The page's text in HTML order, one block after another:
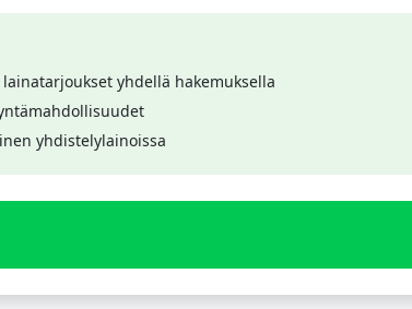
yhdellä hakemuksella
yhdistelylainoissa